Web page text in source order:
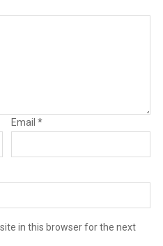
Email*
in this browser for the next